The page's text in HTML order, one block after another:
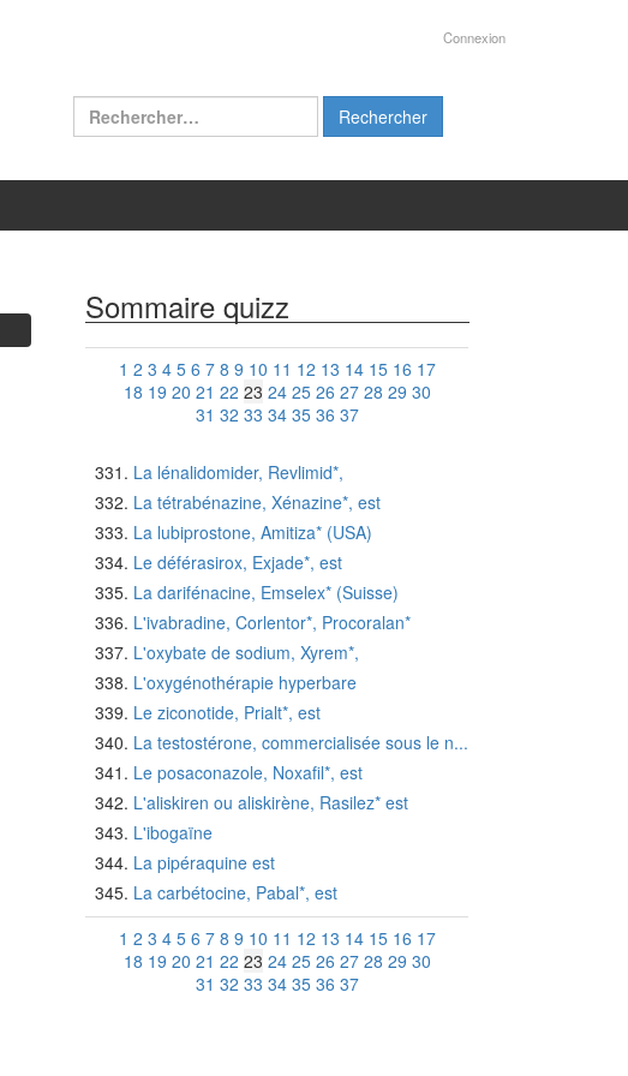
Connexion
Rechercher :
Sommaire quizz
1 2 3 4 5 6 7 8 9 10 11 12 13 14 15 16 17
18 19 20 21 22 23 24 25 26 27 28 29 30
31 32 33 34 35 36 37
La lénalidomider, Revlimid*,
La tétrabénazine, Xénazine*, est
La lubiprostone, Amitiza* (USA)
Le déférasirox, Exjade*, est
La darifénacine, Emselex* (Suisse)
L'ivabradine, Corlentor*, Procoralan*
L'oxybate de sodium, Xyrem*,
L'oxygénothérapie hyperbare
Le ziconotide, Prialt*, est
La testostérone, commercialisée sous le n...
Le posaconazole, Noxafil*, est
L'aliskiren ou aliskirène, Rasilez* est
L'ibogaïne
La pipéraquine est
La carbétocine, Pabal*, est
1 2 3 4 5 6 7 8 9 10 11 12 13 14 15 16 17
18 19 20 21 22 23 24 25 26 27 28 29 30
31 32 33 34 35 36 37